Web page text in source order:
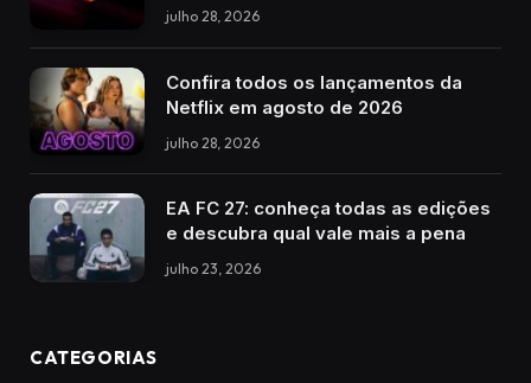
julho 28, 2026
Confira todos os lançamentos da
Netflix em agosto de 2026
julho 28, 2026
EA FC 27: conheça todas as edições
e descubra qual vale mais a pena
julho 23, 2026
CATEGORIAS